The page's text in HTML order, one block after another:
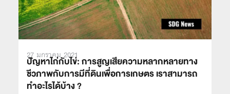
27 มกราคม 2021
ปัญหาไก่กับไข่: การสูญเสียความหลากหลายทาง
ชีวภาพกับการมีที่ดินเพื่อการเกษตร เราสามารถ
ทำอะไรได้บ้าง ?